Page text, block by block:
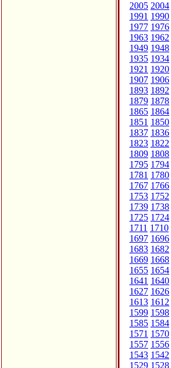
2005 2004
1991 1990
1977 1976
1963 1962
1949 1948
1935 1934
1921 1920
1907 1906
1893 1892
1879 1878
1865 1864
1851 1850
1837 1836
1823 1822
1809 1808
1795 1794
1781 1780
1767 1766
1753 1752
1739 1738
1725 1724
1711 1710
1697 1696
1683 1682
1669 1668
1655 1654
1641 1640
1627 1626
1613 1612
1599 1598
1585 1584
1571 1570
1557 1556
1543 1542
1529 1528